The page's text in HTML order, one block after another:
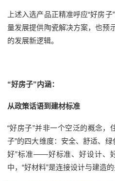
上述入选产品正精准呼应“好房
量发展提供陶瓷解决方案，也预
的发展新逻辑。
“好房子”内涵：
从政策话语到建材标准
“好房子”并非一个空泛的概念，
子”的四大维度：安全、舒适、
好”标准——好标准、好设计、
中，“好材料”是连接设计与建造的